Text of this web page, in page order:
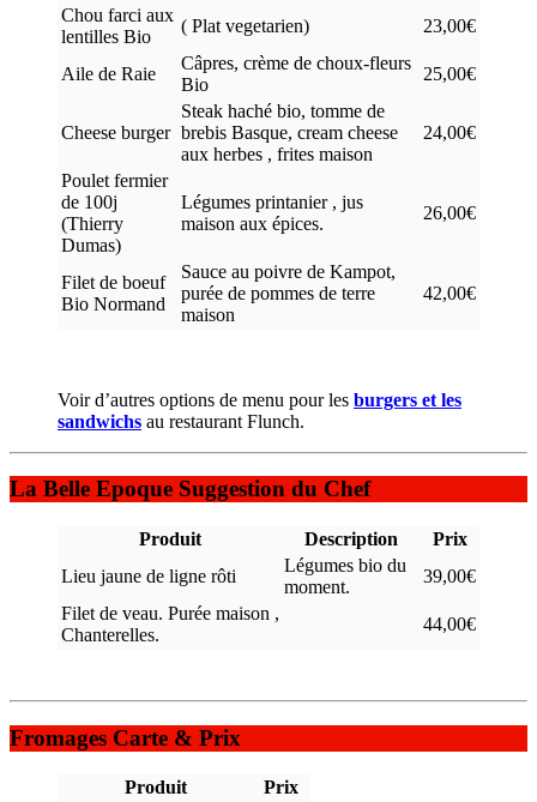
Chou farci aux
lentilles Bio
( Plat vegetarien) 23,00€
Aile de Raie
Câpres, crème de choux-fleurs
Bio
25,00€
Cheese burger
Steak haché bio, tomme de
brebis Basque, cream cheese
aux herbes , frites maison
24,00€
Poulet fermier
de 100j
(Thierry
Dumas)
Légumes printanier , jus
maison aux épices.
26,00€
Filet de boeuf
Bio Normand
Sauce au poivre de Kampot,
purée de pommes de terre
maison
42,00€
Voir d’autres options de menu pour les burgers et les
sandwichs au restaurant Flunch.
La Belle Epoque Suggestion du Chef
Produit Description
Prix
Lieu jaune de ligne rôti
Légumes bio du
moment.
39,00€
Filet de veau. Purée maison ,
Chanterelles.
44,00€
Fromages Carte & Prix
Produit
Prix